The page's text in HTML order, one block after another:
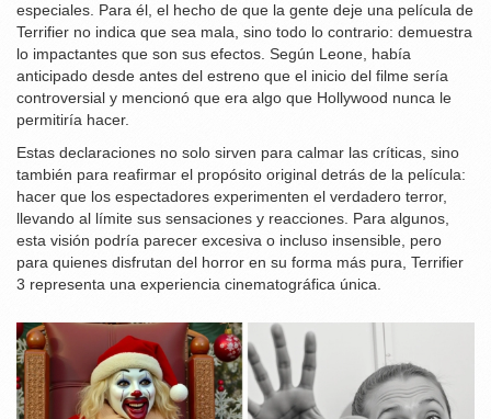
especiales. Para él, el hecho de que la gente deje una película de
Terrifier no indica que sea mala, sino todo lo contrario: demuestra
lo impactantes que son sus efectos. Según Leone, había
anticipado desde antes del estreno que el inicio del filme sería
controversial y mencionó que era algo que Hollywood nunca le
permitiría hacer.
Estas declaraciones no solo sirven para calmar las críticas, sino
también para reafirmar el propósito original detrás de la película:
hacer que los espectadores experimenten el verdadero terror,
llevando al límite sus sensaciones y reacciones. Para algunos,
esta visión podría parecer excesiva o incluso insensible, pero
para quienes disfrutan del horror en su forma más pura, Terrifier
3 representa una experiencia cinematográfica única.